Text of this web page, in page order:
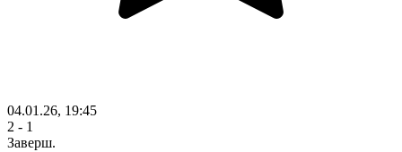
04.01.26, 19:45
2 - 1
Заверш.